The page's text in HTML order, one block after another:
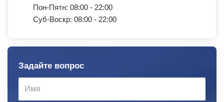
Пон-Пятн: 08:00 - 22:00
Суб-Воскр: 08:00 - 22:00
Задайте вопрос